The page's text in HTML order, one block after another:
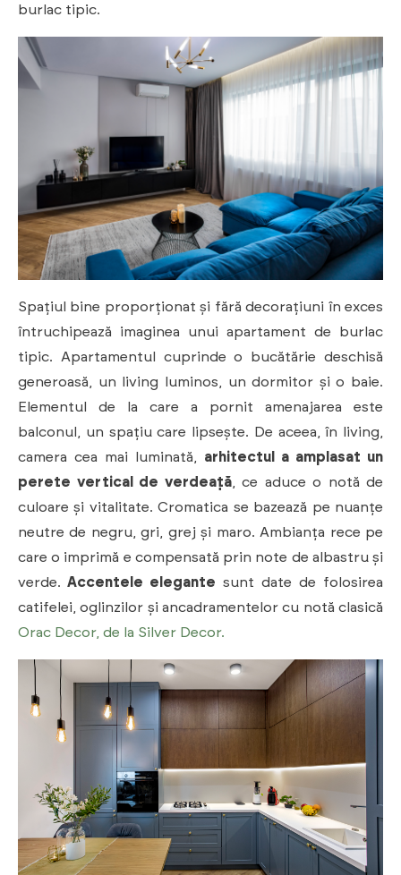
burlac tipic.
Spațiul bine proporționat și fără decorațiuni în exces
întruchipează imaginea unui apartament de burlac
tipic. Apartamentul cuprinde o bucătărie deschisă
generoasă, un living luminos, un dormitor și o baie.
Elementul de la care a pornit amenajarea este
balconul, un spațiu care lipsește. De aceea, în living,
camera cea mai luminată, arhitectul a amplasat un
perete vertical de verdeață, ce aduce o notă de
culoare și vitalitate. Cromatica se bazează pe nuanțe
neutre de negru, gri, grej și maro. Ambianța rece pe
care o imprimă e compensată prin note de albastru și
verde. Accentele elegante sunt date de folosirea
catifelei, oglinzilor și ancadramentelor cu notă clasică
Orac Decor, de la Silver Decor.